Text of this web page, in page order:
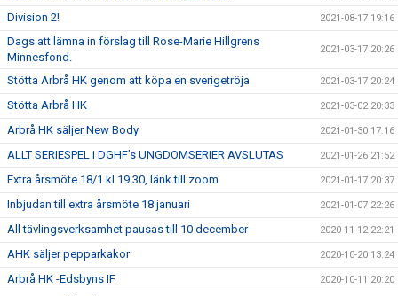
Division 2! 2021-08-17 19:16
Dags att lämna in förslag till Rose-Marie Hillgrens
Minnesfond.
2021-03-17 20:26
Stötta Arbrå HK genom att köpa en sverigetröja 2021-03-17 20:24
Stötta Arbrå HK 2021-03-02 20:33
Arbrå HK säljer New Body 2021-01-30 17:16
ALLT SERIESPEL i DGHF’s UNGDOMSERIER AVSLUTAS 2021-01-26 21:52
Extra årsmöte 18/1 kl 19.30, länk till zoom 2021-01-17 20:37
Inbjudan till extra årsmöte 18 januari 2021-01-07 22:26
All tävlingsverksamhet pausas till 10 december 2020-11-12 22:21
AHK säljer pepparkakor 2020-10-20 13:24
Arbrå HK -Edsbyns IF 2020-10-11 20:20